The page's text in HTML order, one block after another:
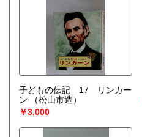
子どもの伝記 17 リンカー
ン
（松山市造）
￥3,000